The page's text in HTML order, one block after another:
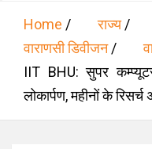
Home राज्य
वाराणसी डिवीजन
IIT BHU: सुपर
लोकार्पण, महीनों के